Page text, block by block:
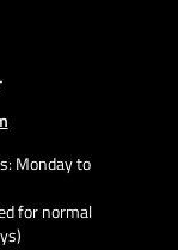
Monday to
for normal